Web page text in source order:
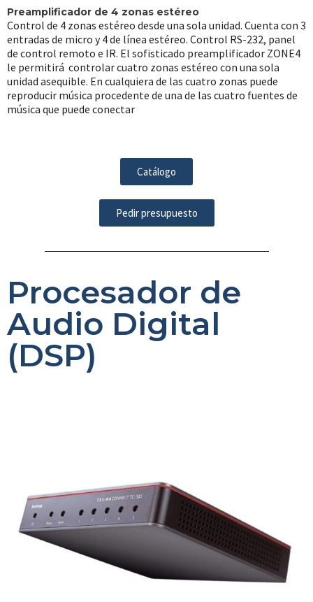
Preamplificador de 4 zonas estéreo
Control de 4 zonas estéreo desde una sola unidad. Cuenta con 3
entradas de micro y 4 de línea estéreo. Control RS-232, panel
de control remoto e IR. El sofisticado preamplificador ZONE4
le permitirá controlar cuatro zonas estéreo con una sola
unidad asequible. En cualquiera de las cuatro zonas puede
reproducir música procedente de una de las cuatro fuentes de
música que puede conectar
Catálogo
Pedir presupuesto
Procesador de
Audio Digital
(DSP)